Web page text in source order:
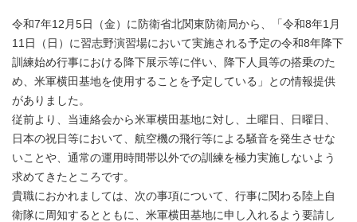
令和7年12月5日（金）に防衛省北関東防衛局から、「令和8年1月
11日（日）に習志野演習場において実施される予定の令和8年降下
訓練始め行事における降下展示等に伴い、降下人員等の搭乗のた
め、米軍横田基地を使用することを予定している」との情報提供
がありました。
従前より、当連絡会から米軍横田基地に対し、土曜日、日曜日、
日本の祝日等において、航空機の飛行等による騒音を発生させな
いことや、通常の運用時間帯以外での訓練を極力実施しないよう
求めてきたところです。
貴職におかれましては、次の事項について、行事に関わる陸上自
衛隊に周知するとともに、米軍横田基地に申し入れるよう要請し